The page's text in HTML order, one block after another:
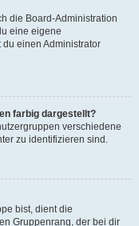
die Board-Administration
eine eigene
einen Administrator
farbig dargestellt?
verschiedene
zu identifizieren sind.
bist, dient die
Gruppenrang, der bei dir